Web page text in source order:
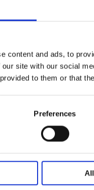
content and ads, to
site with our social
to them or that
Preferences
i krävande miljöer.
MPa
MPa
mK